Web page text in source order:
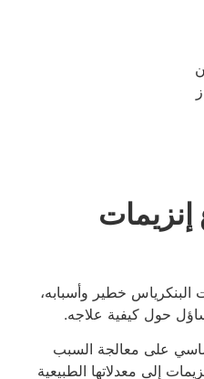
إنزيمات
البنكرياس خطير وأسبابه،
حول كيفية علاجه.
على معالجة السبب
إلى معدلاتها الطبيعية